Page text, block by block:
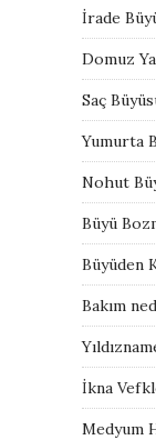
İrade
Domuz
Saç
Yumurta
Nohut
Büyü
Büyüden
Bakım
İkna
Medyum